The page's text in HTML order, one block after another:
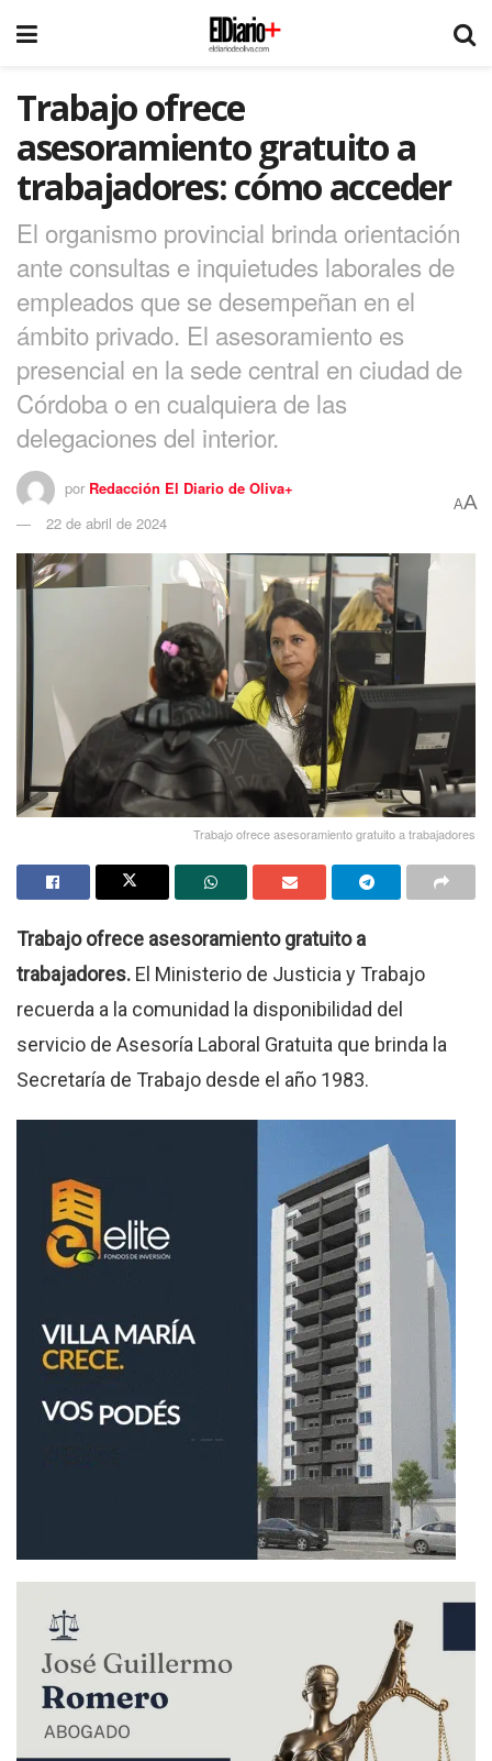
Trabajo ofrece
asesoramiento gratuito a
trabajadores: cómo acceder
El organismo provincial brinda orientación
ante consultas e inquietudes laborales de
empleados que se desempeñan en el
ámbito privado. El asesoramiento es
presencial en la sede central en ciudad de
Córdoba o en cualquiera de las
delegaciones del interior.
por Redacción El Diario de Oliva+
22 de abril de 2024
AA
Trabajo ofrece asesoramiento gratuito a trabajadores
Trabajo ofrece asesoramiento gratuito a
trabajadores. El Ministerio de Justicia y Trabajo
recuerda a la comunidad la disponibilidad del
servicio de Asesoría Laboral Gratuita que brinda la
Secretaría de Trabajo desde el año 1983.